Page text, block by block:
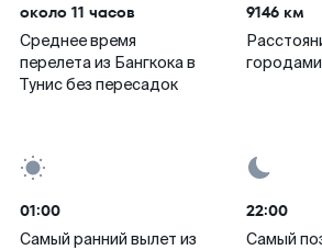
около 11 часов
Среднее время
перелета из Бангкока в
Тунис без пересадок
9146 км
городами
01:00
Самый ранний вылет из
22:00
Самый